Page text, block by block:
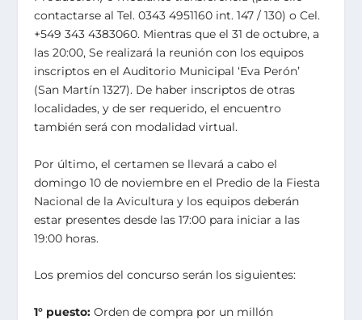
contactarse al Tel. 0343 4951160 int. 147 / 130) o Cel.
+549 343 4383060. Mientras que el 31 de octubre, a
las 20:00, Se realizará la reunión con los equipos
inscriptos en el Auditorio Municipal ‘Eva Perón’
(San Martín 1327). De haber inscriptos de otras
localidades, y de ser requerido, el encuentro
también será con modalidad virtual.
Por último, el certamen se llevará a cabo el
domingo 10 de noviembre en el Predio de la Fiesta
Nacional de la Avicultura y los equipos deberán
estar presentes desde las 17:00 para iniciar a las
19:00 horas.
Los premios del concurso serán los siguientes:
1° puesto: Orden de compra por un millón